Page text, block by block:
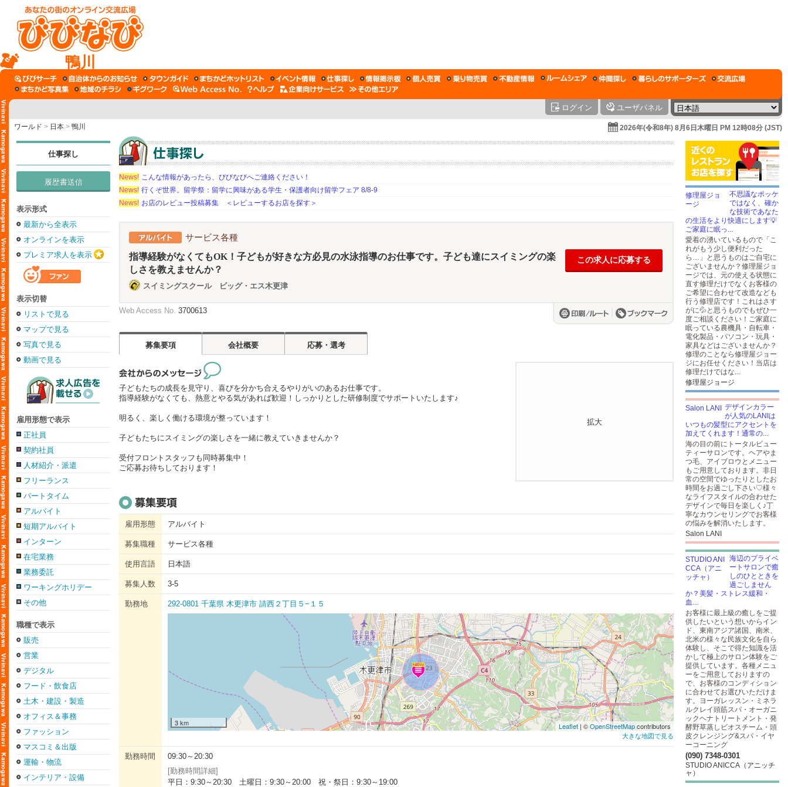
鴨川
ログイン ユーザパネル
ワールド > 日本 > 鴨川 2026年(令和8年) 8月6日木曜日 PM 12時08分 (JST)
仕事探し
履歴書送信
表示形式
最新から全表示
オンラインを表示
プレミア求人を表示
表示切替
リストで見る
マップで見る
写真で見る
動画で見る
雇用形態で表示
正社員
契約社員
人材紹介・派遣
フリーランス
パートタイム
アルバイト
短期アルバイト
インターン
在宅業務
業務委託
ワーキングホリデー
その他
職種で表示
販売
営業
デジタル
フード・飲食店
土木・建設・製造
オフィス＆事務
ファッション
マスコミ＆出版
運輸・物流
インテリア・設備
News! こんな情報があったら、びびなびへご連絡ください！
News! 行くぞ世界。留学祭：留学に興味がある学生・保護者向け留学フェア 8/8-9
News! お店のレビュー投稿募集 ＜レビューするお店を探す＞
サービス各種
指導経験がなくてもOK！子どもが好きな方必見の水泳指導のお仕事です。子ども達にスイミングの楽
しさを教えませんか？
スイミングスクール ビッグ・エス木更津
この求人に応募する
Web Access No. 3700613
募集要項 会社概要 応募・選考
子どもたちの成長を見守り、喜びを分かち合えるやりがいのあるお仕事です。
指導経験がなくても、熱意とやる気があれば歓迎！しっかりとした研修制度でサポートいたします♪
明るく、楽しく働ける環境が整っています！
子どもたちにスイミングの楽しさを一緒に教えていきませんか？
受付フロントスタッフも同時募集中！
ご応募お待ちしております！
雇用形態 アルバイト
募集職種 サービス各種
使用言語 日本語
募集人数 3-5
勤務地 292-0801 千葉県 木更津市 請西２丁目５−１５
3 km Leaflet | ©OpenStreetMapcontributors
大きな地図で見る
勤務時間
09:30～20:30
[勤務時間詳細]
平日：9:30～20:30 土曜日：9:30～20:00 祝・祭日：9:30～19:00
不思議なポッケ
ではなく、確か
な技術であなた
の生活をより快適にします💡
ご家庭に眠っ...
愛着の湧いているもので「こ
れがもう少し便利だった
ら…」と思うものはご自宅に
ございませんか？修理屋ジョ
ージでは、元の使える状態に
直す修理だけでなくお客様の
ご希望に合わせて改造なども
行う修理店です！これはさす
がに💦と思うものでもぜひ一
度ご相談ください！ご家庭に
眠っている農機具・自転車・
電化製品・パソコン・玩具・
家具などはございませんか？
修理のことなら修理屋ジョー
ジにお任せください！当店は
修理だけではな...
修理屋ジョージ
デザインカラー
が人気のLANIは
いつもの髪型にアクセントを
加えてくれます！通常の...
海の目の前にトータルビュー
ティーサロンです。ヘアやま
つ毛、アイブロウとメニュー
もご用意しております。非日
常の空間でゆったりとしたお
時間をお過ごし下さい♡様々
なライフスタイルの合わせた
デザインで毎日を楽しく♪丁
寧なカウンセリングでお客様
の悩みを解消いたします。
Salon LANI
海辺のプライベ
ートサロンで癒
しのひとときを
過ごしません
か？美髪・ストレス緩和・
血...
お客様に最上級の癒しをご提
供したいという想いからイン
ド、東南アジア諸国、南米、
北米の様々な民族文化を自ら
体験し、そこで得た知識を活
かして極上のサロン体験をご
提供しています。各種メニュ
ーをご用意しておりますの
で、お客様のコンディション
に合わせてお選びいただけま
す。ヨーガレッスン・ミネラ
ルクレイ頭筋スパ・オーガニ
ックヘナトリートメント・発
酵野草蒸しビオスチーム・頭
皮クレンジング&スパ・イヤ
ーコーニング
(090) 7348-0301
STUDIO ANICCA（アニッチ
ャ）